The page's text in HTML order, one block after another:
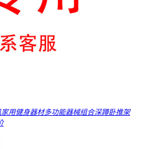
用健身器材多功能器械组合深蹲卧推架